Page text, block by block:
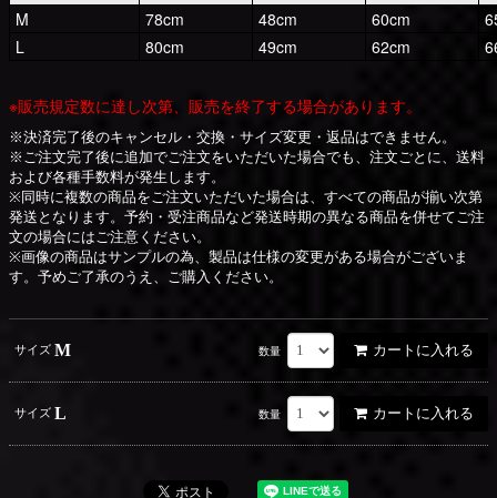
M
78cm 48cm 60cm
L
80cm 49cm 62cm
※販売規定数に達し次第、販売を終了する場合があります。
※決済完了後のキャンセル・交換・サイズ変更・返品はできません。
※ご注文完了後に追加でご注文をいただいた場合でも、注文ごとに、送料
および各種手数料が発生します。
※同時に複数の商品をご注文いただいた場合は、すべての商品が揃い次第
発送となります。予約・受注商品など発送時期の異なる商品を併せてご注
文の場合にはご注意ください。
※画像の商品はサンプルの為、製品は仕様の変更がある場合がございま
す。予めご了承のうえ、ご購入ください。
サイズ M 数量 カートに入れる
サイズ L 数量 カートに入れる